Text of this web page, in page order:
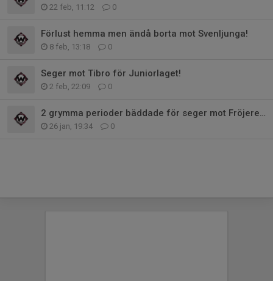
22 feb, 11:12 0
Förlust hemma men ändå borta mot Svenljunga!
8 feb, 13:18 0
Seger mot Tibro för Juniorlaget!
2 feb, 22:09 0
2 grymma perioder bäddade för seger mot Fröjered!
26 jan, 19:34 0